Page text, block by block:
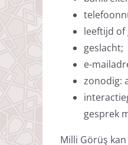
leeftijd
geslacht;
e-
zonodig:
gesprek
Milli Görüş